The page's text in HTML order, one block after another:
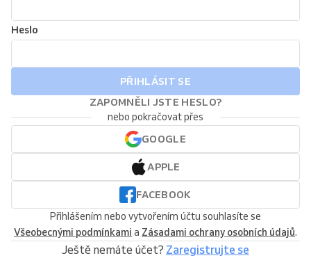
Heslo
PŘIHLÁSIT SE
ZAPOMNĚLI JSTE HESLO?
nebo pokračovat přes
GOOGLE
APPLE
FACEBOOK
Přihlášením nebo vytvořením účtu souhlasíte se
Všeobecnými podmínkami a Zásadami ochrany osobních údajů.
Ještě nemáte účet? Zaregistrujte se